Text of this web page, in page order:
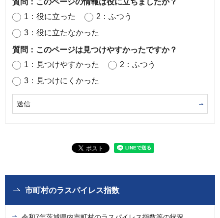
質問：このページの情報は役に立ちましたか？
1：役に立った
2：ふつう
3：役に立たなかった
質問：このページは見つけやすかったですか？
1：見つけやすかった
2：ふつう
3：見つけにくかった
市町村のラスパイレス指数